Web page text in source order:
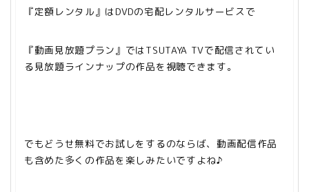
『定額レンタル』はDVDの宅配レンタルサービスで
『動画見放題プラン』ではTSUTAYA TVで配信されてい
る見放題ラインナップの作品を視聴できます。
でもどうせ無料でお試しをするのならば、動画配信作品
も含めた多くの作品を楽しみたいですよね♪